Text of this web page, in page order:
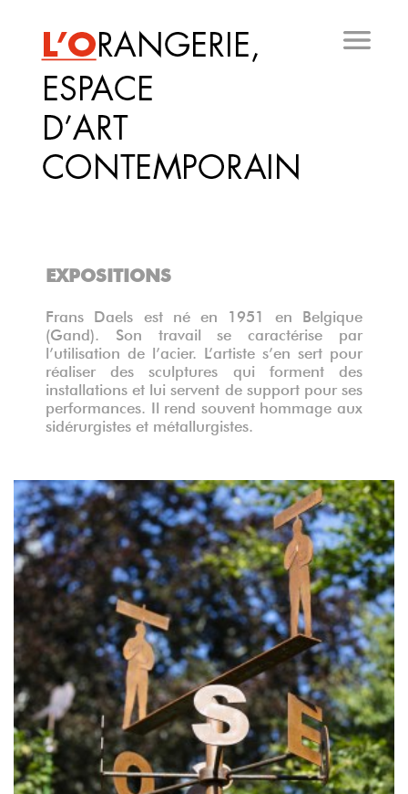
principal
EXPOSITIONS
Frans Daels est né en 1951 en Belgique
(Gand). Son travail se caractérise par
l’utilisation de l’acier. L’artiste s’en sert pour
réaliser des sculptures qui forment des
installations et lui servent de support pour ses
performances. Il rend souvent hommage aux
sidérurgistes et métallurgistes.